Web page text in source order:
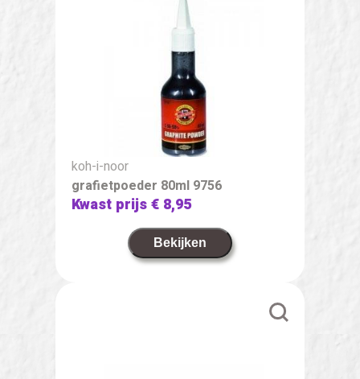
koh-i-noor
grafietpoeder 80ml 9756
Kwast prijs€ 8,95
Bekijken